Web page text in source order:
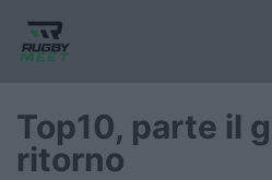
Top10, parte il
ritorno